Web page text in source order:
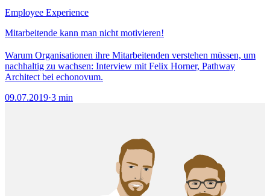
Employee Experience
Mitarbeitende kann man nicht motivieren!
Warum Organisationen ihre Mitarbeitenden verstehen müssen, um
nachhaltig zu wachsen: Interview mit Felix Horner, Pathway
Architect bei echonovum.
09.07.2019·3 min